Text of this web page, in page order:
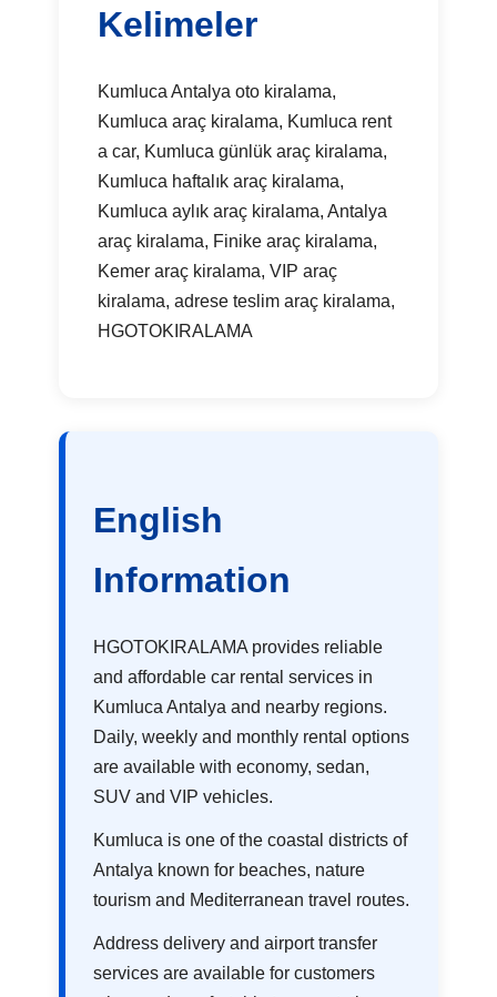
Kelimeler
Kumluca Antalya oto kiralama,
Kumluca araç kiralama, Kumluca rent
a car, Kumluca günlük araç kiralama,
Kumluca haftalık araç kiralama,
Kumluca aylık araç kiralama, Antalya
araç kiralama, Finike araç kiralama,
Kemer araç kiralama, VIP araç
kiralama, adrese teslim araç kiralama,
HGOTOKIRALAMA
English
Information
HGOTOKIRALAMA provides reliable
and affordable car rental services in
Kumluca Antalya and nearby regions.
Daily, weekly and monthly rental options
are available with economy, sedan,
SUV and VIP vehicles.
Kumluca is one of the coastal districts of
Antalya known for beaches, nature
tourism and Mediterranean travel routes.
Address delivery and airport transfer
services are available for customers